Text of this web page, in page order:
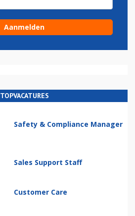
TOPVACATURES
Safety & Compliance Manager
Sales Support Staff
Customer Care